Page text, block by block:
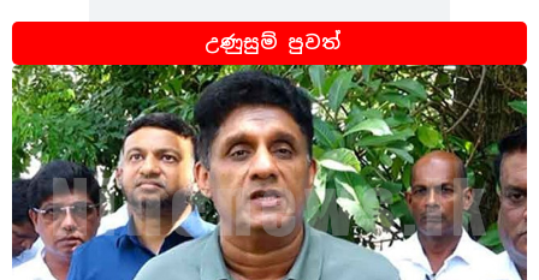
උණුසුම් පුවත්